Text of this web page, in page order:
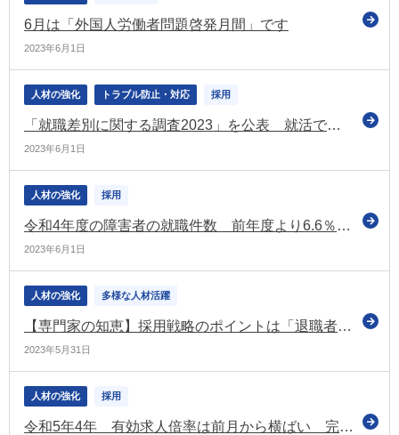
6月は「外国人労働者問題啓発月間」です
2023年6月1日
人材の強化 トラブル防止・対応 採用
「就職差別に関する調査2023」を公表 就活で男女差別を感じたことがある32.8%など（連合）
2023年6月1日
人材の強化 採用
令和4年度の障害者の就職件数 前年度より6.6％増 コロナ禍前に近い水準に（厚労省の調査）
2023年6月1日
人材の強化 多様な人材活躍
【専門家の知恵】採用戦略のポイントは「退職者のケア」！？ 退職者のケアが必要な理由を考える
2023年5月31日
人材の強化 採用
令和5年4年 有効求人倍率は前月から横ばい 完全失業率は3か月ぶりに改善